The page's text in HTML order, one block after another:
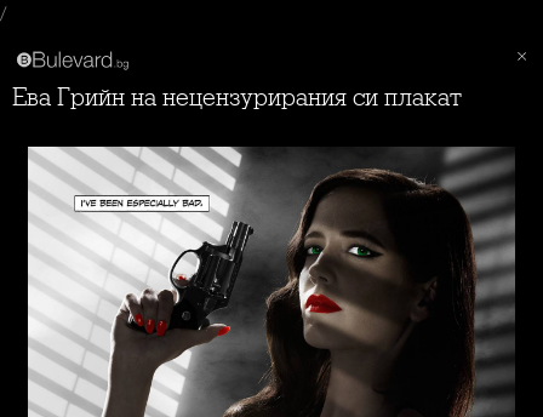
/
Ева Грийн на нецензурирания си плакат